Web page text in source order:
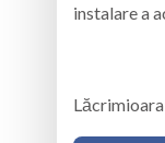
instalare a